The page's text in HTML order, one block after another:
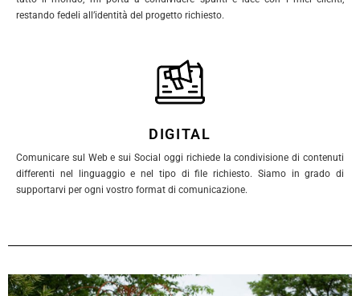
restando fedeli all’identità del progetto richiesto.
DIGITAL
Comunicare sul Web e sui Social oggi richiede la condivisione di contenuti
differenti nel linguaggio e nel tipo di file richiesto. Siamo in grado di
supportarvi per ogni vostro format di comunicazione.